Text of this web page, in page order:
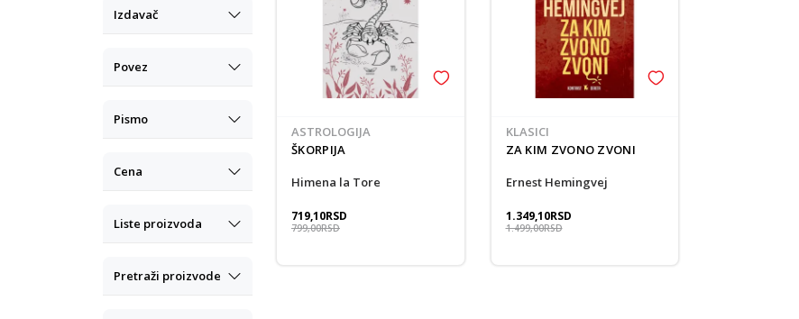
Izdavač
Povez
Pismo
Cena
Liste proizvoda
Pretraži proizvode
ASTROLOGIJA
ŠKORPIJA
Himena la Tore
719,10RSD
799,00RSD
KLASICI
ZA KIM ZVONO ZVONI
Ernest Hemingvej
1.349,10RSD
1.499,00RSD